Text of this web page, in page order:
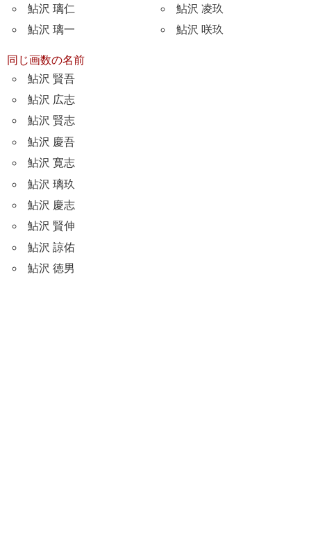
鮎沢 璃仁
鮎沢 璃一
鮎沢 凌玖
鮎沢 咲玖
同じ画数の名前
鮎沢 賢吾
鮎沢 広志
鮎沢 賢志
鮎沢 慶吾
鮎沢 寛志
鮎沢 璃玖
鮎沢 慶志
鮎沢 賢伸
鮎沢 諒佑
鮎沢 徳男